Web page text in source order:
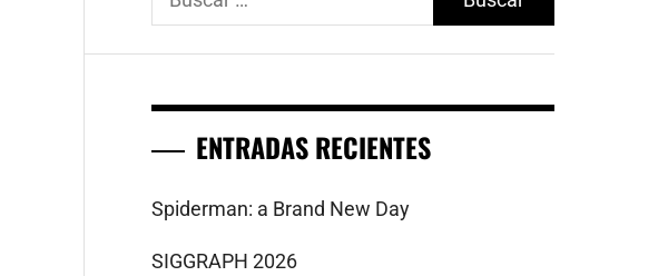
ENTRADAS RECIENTES
Spiderman: a Brand New Day
SIGGRAPH 2026